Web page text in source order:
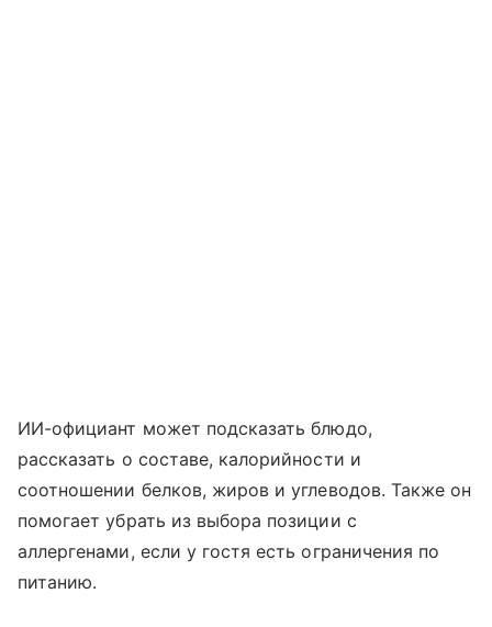
ИИ-официант может подсказать блюдо,
рассказать о составе, калорийности и
соотношении белков, жиров и углеводов. Также он
помогает убрать из выбора позиции с
аллергенами, если у гостя есть ограничения по
питанию.